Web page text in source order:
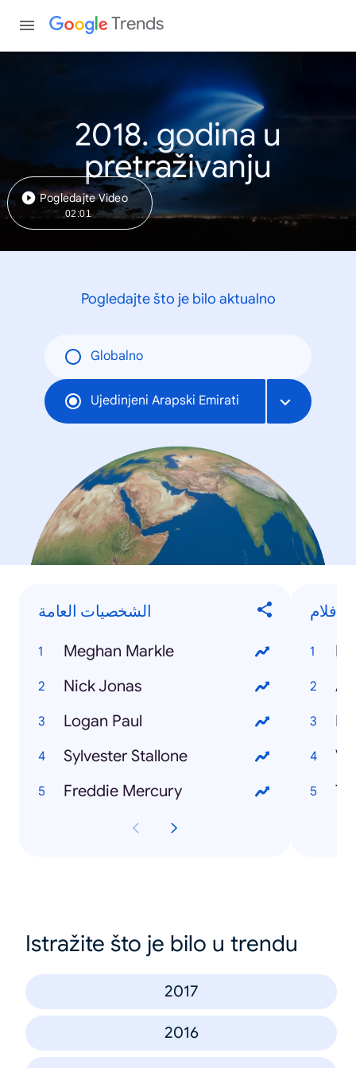
Trends
2018. godina u
pretraživanju
Pogledajte Video
02:01
Pogledajte što je bilo aktualno
Globalno
Ujedinjeni Arapski Emirati
الشخصيات العامة
Meghan Markle
Nick Jonas
Logan Paul
Sylvester Stallone
Freddie Mercury
الأفلام
Istražite što je bilo u trendu
2017
2016